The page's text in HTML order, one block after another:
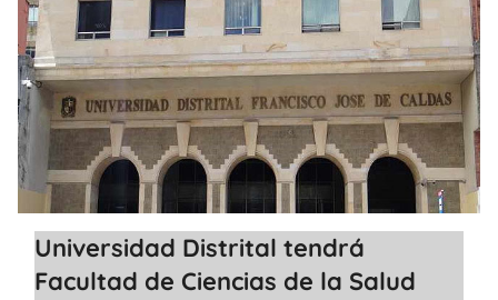
Universidad Distrital tendrá
Facultad de Ciencias de la Salud